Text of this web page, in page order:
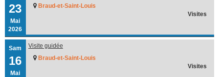
23
Mai
2026
Braud-et-Saint-Louis
Visites
Sam
16
Mai
Visite guidée
Braud-et-Saint-Louis
Visites